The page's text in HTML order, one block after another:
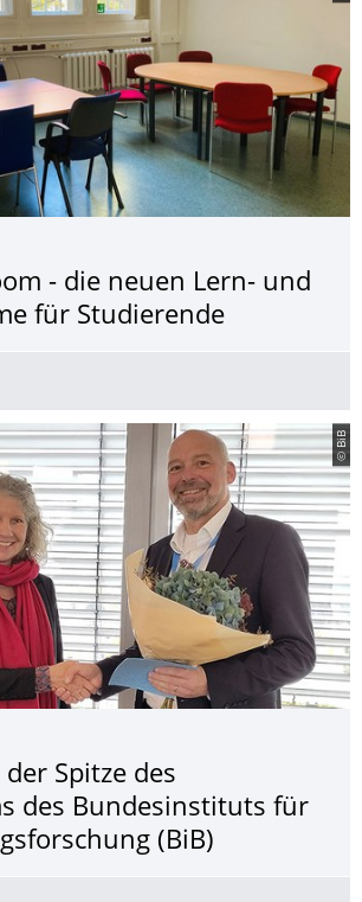
- die neuen Lern- und
für Studierende
© BiB
Spitze des
des Bundesinstituts für
(BiB)